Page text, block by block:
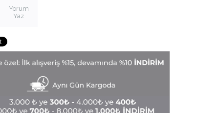
Yorum
Yaz